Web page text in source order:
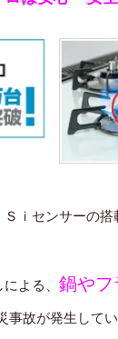
ｉセンサーの搭
よる、 鍋やフ
故が発生してい